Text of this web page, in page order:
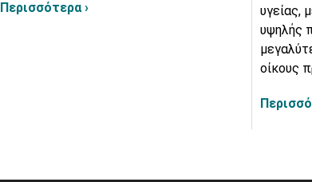
Περισσότερα ›
υγείας,
υψηλής
οίκους